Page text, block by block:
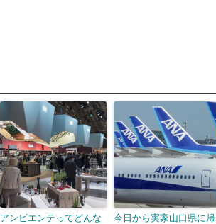
アンビエンテってどんな
今日から実家山口県に帰